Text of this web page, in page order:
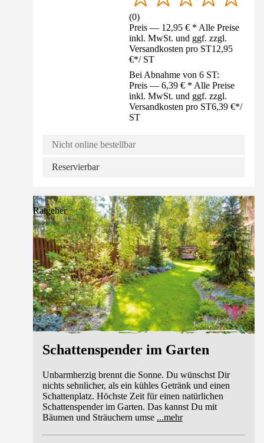
(0)
Preis — 12,95 € * Alle Preise
inkl. MwSt. und ggf. zzgl.
Versandkosten pro ST12,95
€*/ ST
Bei Abnahme von 6 ST:
Preis — 6,39 € * Alle Preise
inkl. MwSt. und ggf. zzgl.
Versandkosten pro ST6,39 €*/
ST
Nicht online bestellbar
Reservierbar
Ratgeber
Schattenspender im Garten
Unbarmherzig brennt die Sonne. Du wünschst Dir
nichts sehnlicher, als ein kühles Getränk und einen
Schattenplatz. Höchste Zeit für einen natürlichen
Schattenspender im Garten. Das kannst Du mit
Bäumen und Sträuchern umse ...mehr